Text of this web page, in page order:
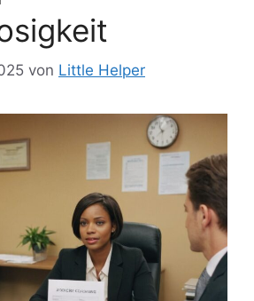
von Little Helper